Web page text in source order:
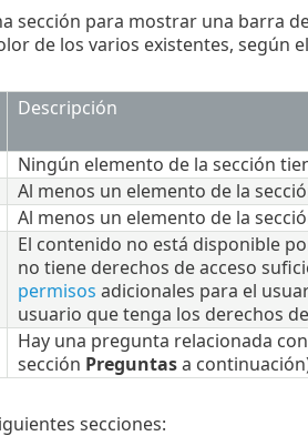
sección para mostrar una barra
de los varios existentes, según
Descripción
Ningún elemento de la sección
Al menos un elemento de la
Al menos un elemento de la
El contenido no está disponible
no tiene derechos de acceso
permisos adicionales para el
usuario que tenga los derechos
Hay una pregunta relacionada
sección Preguntasa
secciones: